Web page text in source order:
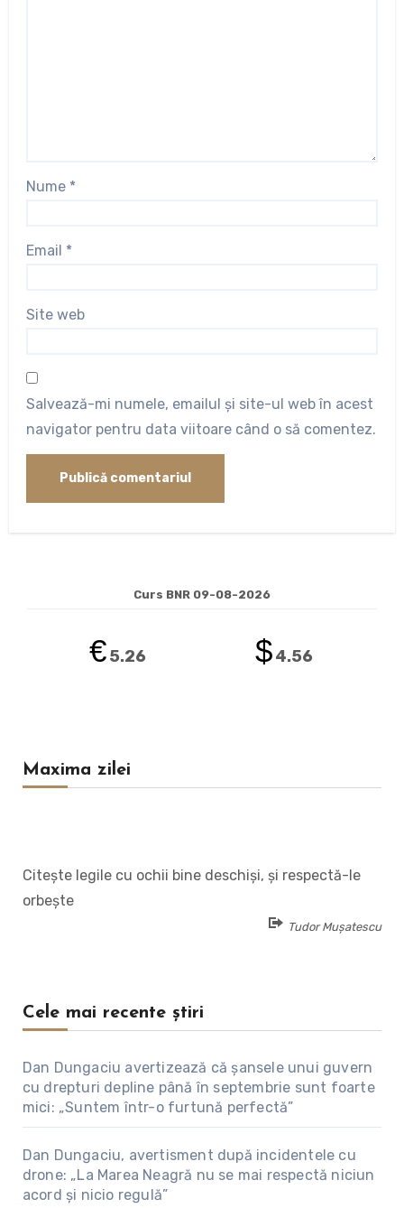
Nume *
Email *
Site web
Salvează-mi numele, emailul și site-ul web în acest
navigator pentru data viitoare când o să comentez.
Curs BNR 09-08-2026
€5.26 $4.56
Maxima zilei
Citește legile cu ochii bine deschiși, și respectă-le
orbește
Tudor Mușatescu
Cele mai recente știri
Dan Dungaciu avertizează că șansele unui guvern
cu drepturi depline până în septembrie sunt foarte
mici: „Suntem într-o furtună perfectă”
Dan Dungaciu, avertisment după incidentele cu
drone: „La Marea Neagră nu se mai respectă niciun
acord și nicio regulă”